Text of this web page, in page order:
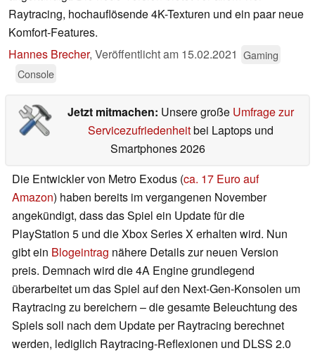
Raytracing, hochauflösende 4K-Texturen und ein paar neue
Komfort-Features.
Hannes Brecher, Veröffentlicht am 15.02.2021 Gaming
Console
Jetzt mitmachen: Unsere große Umfrage zur
Servicezufriedenheitbei Laptops und
Smartphones 2026
Die Entwickler von Metro Exodus (ca. 17 Euro auf
Amazon) haben bereits im vergangenen November
angekündigt, dass das Spiel ein Update für die
PlayStation 5 und die Xbox Series X erhalten wird. Nun
gibt ein Blogeintrag nähere Details zur neuen Version
preis. Demnach wird die 4A Engine grundlegend
überarbeitet um das Spiel auf den Next-Gen-Konsolen um
Raytracing zu bereichern – die gesamte Beleuchtung des
Spiels soll nach dem Update per Raytracing berechnet
werden, lediglich Raytracing-Reflexionen und DLSS 2.0